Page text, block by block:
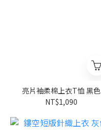
亮片袖柔棉上衣T恤 黑色
NT$1,090